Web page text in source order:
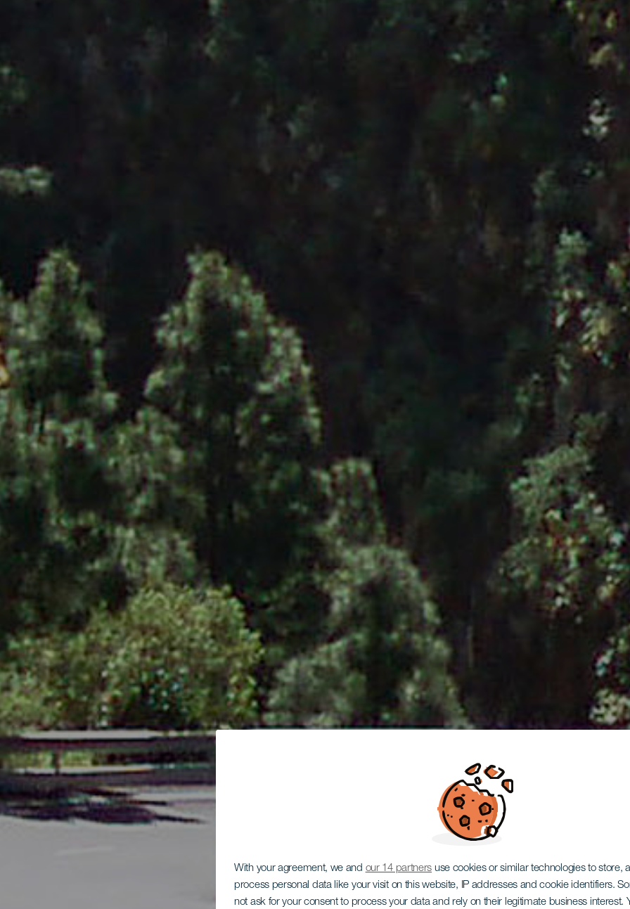
With your agreement, we and our 14 partners use cookies or similar technologies to store,
process personal data like your visit on this website, IP addresses and cookie identifiers.
not ask for your consent to process your data and rely on their legitimate business interest.